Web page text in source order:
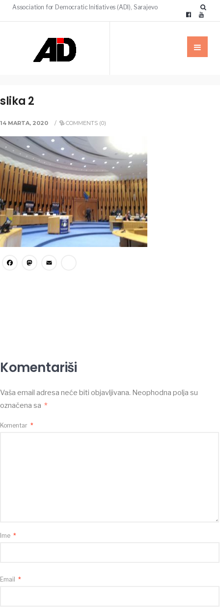
Association for Democratic Initiatives (ADI), Sarajevo
slika 2
14 MARTA, 2020 / COMMENTS (0)
Facebook
Mastodon
Komentariši
Vaša email adresa neće biti objavljivana. Neophodna polja su
označena sa *
Komentar *
Ime *
Email *